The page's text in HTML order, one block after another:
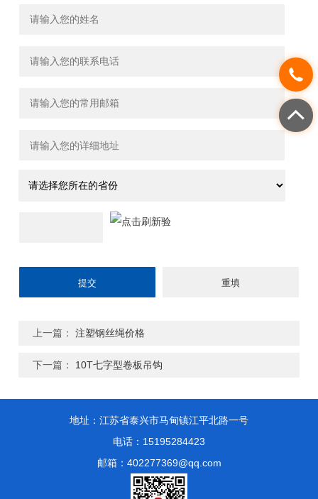
上一篇：注塑钢丝绳价格
下一篇： 10T七字型卷板吊钩
地址：江苏省泰兴市马甸镇江平北路一号
电话：15195284423
邮箱：402277369@qq.com